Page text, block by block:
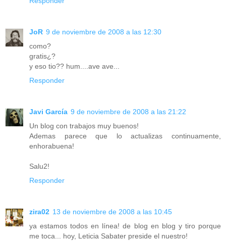
JoR 9 de noviembre de 2008 a las 12:30
como?
gratis¿?
y eso tio?? hum....ave ave...
Responder
Javi García 9 de noviembre de 2008 a las 21:22
Un blog con trabajos muy buenos!
Ademas parece que lo actualizas continuamente,
enhorabuena!
Salu2!
Responder
zira02 13 de noviembre de 2008 a las 10:45
ya estamos todos en línea! de blog en blog y tiro porque
me toca... hoy, Leticia Sabater preside el nuestro!